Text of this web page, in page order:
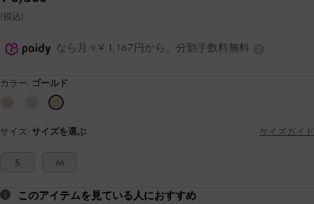
(税込)
なら月々¥ 1,167円から。分割手数料無料
カラー: ゴールド
サイズ: サイズを選ぶ サイズガイド
S M
このアイテムを見ている人におすすめ